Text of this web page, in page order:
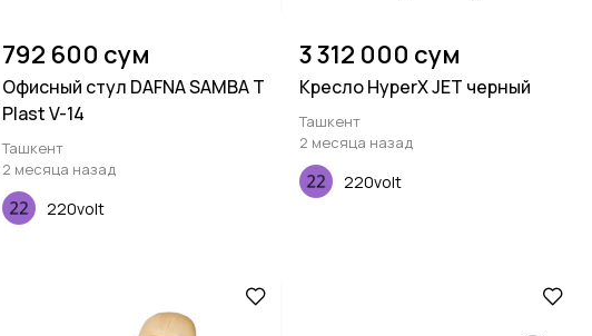
792 600 сум
Офисный стул DAFNA SAMBA T
Plast V-14
Ташкент
2 месяца назад
220volt
3 312 000 сум
Кресло HyperX JET черный
Ташкент
2 месяца назад
220volt